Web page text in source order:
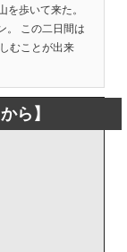
歩いて来た。
。 この二日間は
むことが出来
ら】